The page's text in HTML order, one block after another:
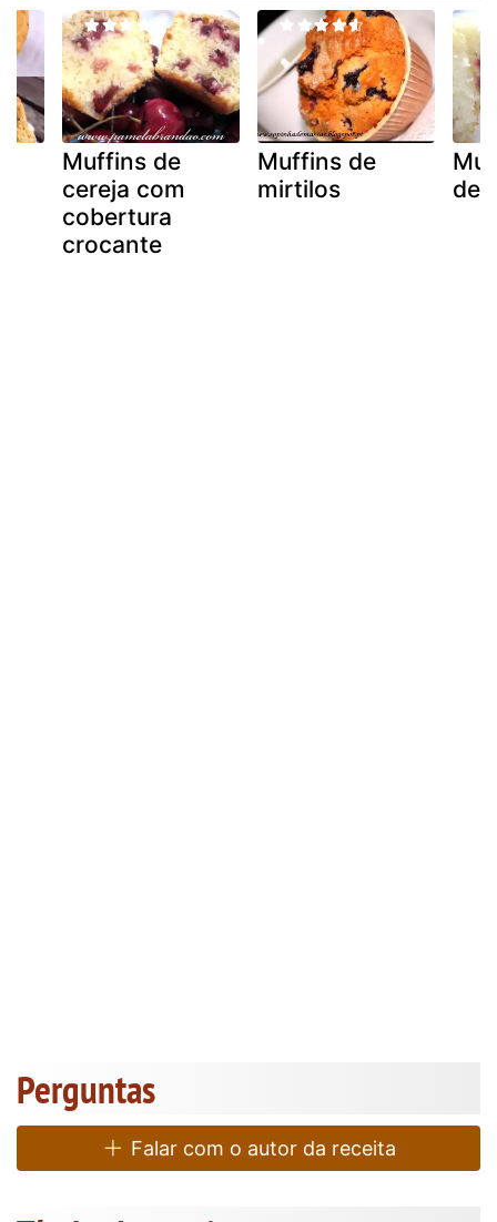
Muffins de
cereja com
cobertura
crocante
Muffins de
mirtilos
de
Perguntas
Falar com o autor da receita